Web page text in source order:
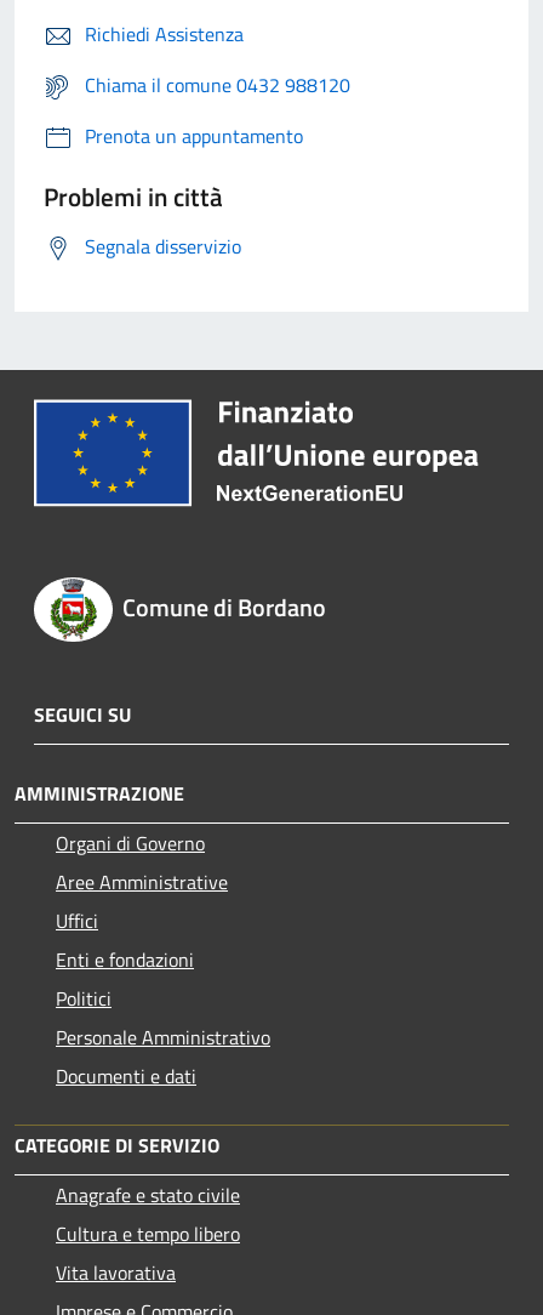
Richiedi Assistenza
Chiama il comune 0432 988120
Prenota un appuntamento
Problemi in città
Segnala disservizio
Comune di Bordano
SEGUICI SU
AMMINISTRAZIONE
Organi di Governo
Aree Amministrative
Uffici
Enti e fondazioni
Politici
Personale Amministrativo
Documenti e dati
CATEGORIE DI SERVIZIO
Anagrafe e stato civile
Cultura e tempo libero
Vita lavorativa